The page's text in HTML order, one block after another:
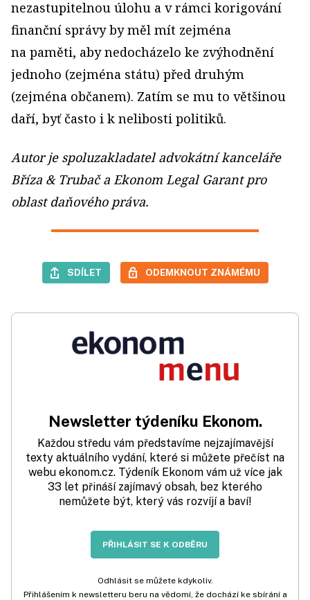
nezastupitelnou úlohu a v rámci korigování
finanční správy by měl mít zejména
na paměti, aby nedocházelo ke zvýhodnění
jednoho (zejména státu) před druhým
(zejména občanem). Zatím se mu to většinou
daří, byť často i k nelibosti politiků.
Autor je spoluzakladatel advokátní kanceláře
Bříza & Trubač a Ekonom Legal Garant pro
oblast daňového práva.
SDÍLET ODEMKNOUT ZNÁMÉMU
Newsletter týdeníku Ekonom.
Každou středu vám představíme nejzajímavější
texty aktuálního vydání, které si můžete přečíst na
webu ekonom.cz. Týdeník Ekonom vám už více jak
33 let přináší zajímavý obsah, bez kterého
nemůžete být, který vás rozvíjí a baví!
PŘIHLÁSIT SE K ODBĚRU
Odhlásit se můžete kdykoliv.
Přihlášením k newsletteru beru na vědomí, že dochází ke sbírání a